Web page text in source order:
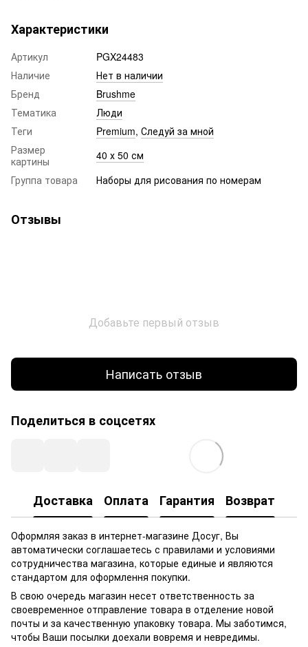
Характеристики
Артикул
PGX24483
Наличие
Нет в наличии
Бренд
Brushme
Тематика
Люди
Теги
Premium, Следуй за мной
Размер
картины
40 х 50 см
Группа товара
Наборы для рисования по номерам
Отзывы
Добавьте первый отзыв
Написать отзыв
Поделиться в соцсетях
Доставка Оплата Гарантия Возврат
Оформляя заказ в интернет-магазине Досуг, Вы
автоматически соглашаетесь с правилами и условиями
сотрудничества магазина, которые единые и являются
стандартом для оформлення покупки.
В свою очередь магазин несет ответственность за
своевременное отправление товара в отделение новой
почты и за качественную упаковку товара. Мы заботимся,
чтобы Ваши посылки доехали вовремя и невредимы.